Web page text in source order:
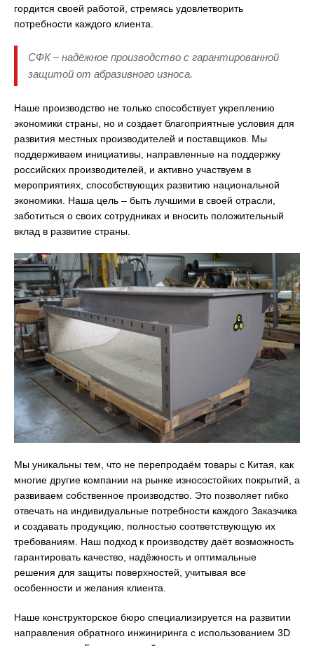
гордится своей работой, стремясь удовлетворить
потребности каждого клиента.
СФК – надёжное производство с гарантированной
защитой от абразивного износа.
Наше производство не только способствует укреплению
экономики страны, но и создает благоприятные условия для
развития местных производителей и поставщиков. Мы
поддерживаем инициативы, направленные на поддержку
российских производителей, и активно участвуем в
мероприятиях, способствующих развитию национальной
экономики. Наша цель – быть лучшими в своей отрасли,
заботиться о своих сотрудниках и вносить положительный
вклад в развитие страны.
Мы уникальны тем, что не перепродаём товары с Китая, как
многие другие компании на рынке износостойких покрытий, а
развиваем собственное производство. Это позволяет гибко
отвечать на индивидуальные потребности каждого Заказчика
и создавать продукцию, полностью соответствующую их
требованиям. Наш подход к производству даёт возможность
гарантировать качество, надёжность и оптимальные
решения для защиты поверхностей, учитывая все
особенности и желания клиента.
Наше конструкторское бюро специализируется на развитии
направления обратного инжиниринга с использованием 3D